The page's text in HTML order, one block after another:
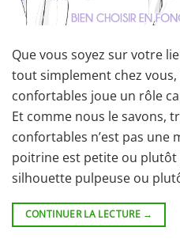
Que vous soyez sur votre
tout simplement chez
confortables joue un rôle
Et comme nous le savons,
confortables n’est pas une
poitrine est petite ou plutôt
silhouette pulpeuse ou
CONTINUER LA LECTURE →